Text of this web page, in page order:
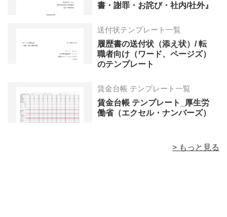
書・謝罪・お詫び・社内/社外』
送付状テンプレート一覧
履歴書の送付状（添え状）/ 転
職者向け（ワード、ページズ）
のテンプレート
賃金台帳 テンプレート一覧
賃金台帳 テンプレート_厚生労
働省（エクセル・ナンバーズ）
> もっと見る